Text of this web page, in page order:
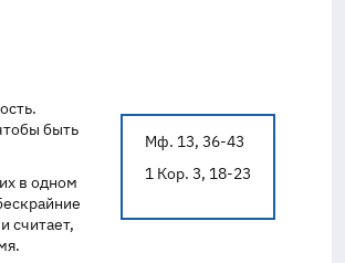
Мф. 13, 36-43
1 Кор. 3, 18-23
быть
в одном
считает,